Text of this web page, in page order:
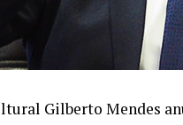
Gilberto Mendes